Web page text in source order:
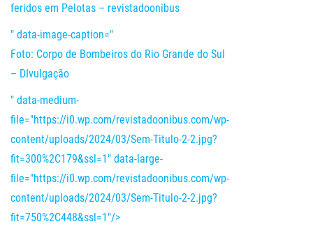
feridos em Pelotas – revistadoonibus
" data-image-caption="
Foto: Corpo de Bombeiros do Rio Grande do Sul
– DIvulgação
" data-medium-
file="https://i0.wp.com/revistadoonibus.com/wp-
content/uploads/2024/03/Sem-Titulo-2-2.jpg?
fit=300%2C179&ssl=1" data-large-
file="https://i0.wp.com/revistadoonibus.com/wp-
content/uploads/2024/03/Sem-Titulo-2-2.jpg?
fit=750%2C448&ssl=1"/>